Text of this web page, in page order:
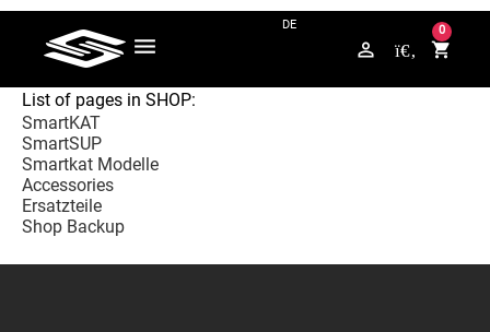
FRAGEN? KONTAKTIERE UNS AUF WHATSAPP +49 176 / 5789 4265
perm_identity
0
shopping_cart
List of pages in SHOP:
SmartKAT
SmartSUP
Smartkat Modelle
Accessories
Ersatzteile
Shop Backup